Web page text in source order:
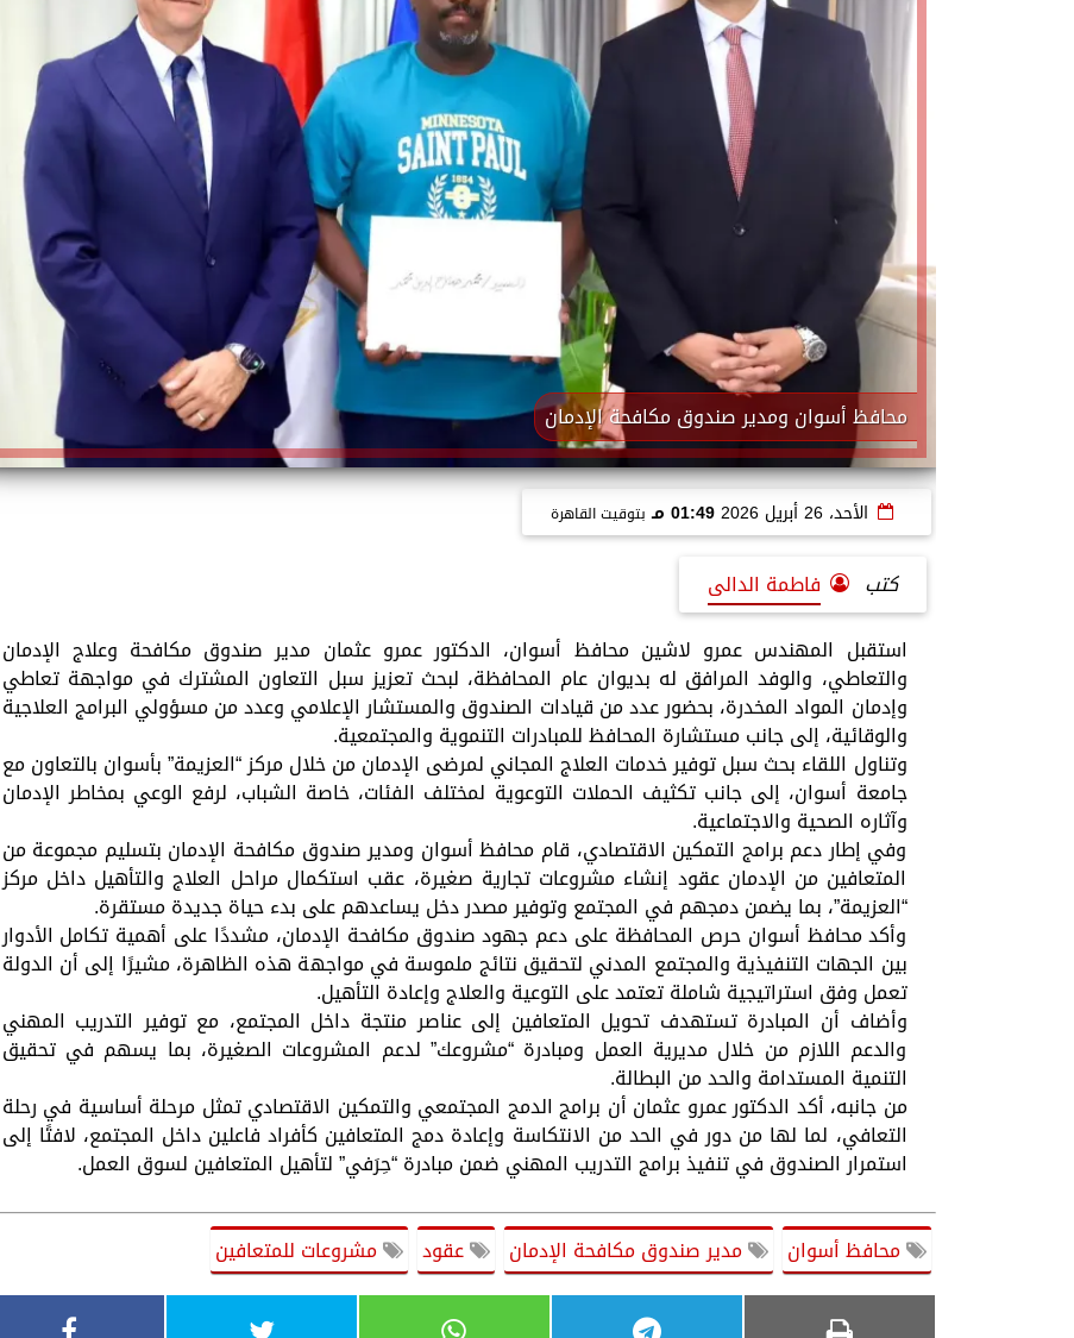
محافظ أسوان ومدير صندوق مكافحة الإدمان
الأحد، 26 أبريل 2026 01:49 مـ بتوقيت القاهرة
كتب
فاطمة الدالى
استقبل المهندس عمرو لاشين محافظ أسوان، الدكتور عمرو عثمان مدير صندوق مكافحة وعلاج الإدمان
والتعاطي، والوفد المرافق له بديوان عام المحافظة، لبحث تعزيز سبل التعاون المشترك في مواجهة تعاطي
وإدمان المواد المخدرة، بحضور عدد من قيادات الصندوق والمستشار الإعلامي وعدد من مسؤولي البرامج العلاجية
والوقائية، إلى جانب مستشارة المحافظ للمبادرات التنموية والمجتمعية.
وتناول اللقاء بحث سبل توفير خدمات العلاج المجاني لمرضى الإدمان من خلال مركز “العزيمة” بأسوان بالتعاون مع
جامعة أسوان، إلى جانب تكثيف الحملات التوعوية لمختلف الفئات، خاصة الشباب، لرفع الوعي بمخاطر الإدمان
وآثاره الصحية والاجتماعية.
وفي إطار دعم برامج التمكين الاقتصادي، قام محافظ أسوان ومدير صندوق مكافحة الإدمان بتسليم مجموعة من
المتعافين من الإدمان عقود إنشاء مشروعات تجارية صغيرة، عقب استكمال مراحل العلاج والتأهيل داخل مركز
“العزيمة”، بما يضمن دمجهم في المجتمع وتوفير مصدر دخل يساعدهم على بدء حياة جديدة مستقرة.
وأكد محافظ أسوان حرص المحافظة على دعم جهود صندوق مكافحة الإدمان، مشددًا على أهمية تكامل الأدوار
بين الجهات التنفيذية والمجتمع المدني لتحقيق نتائج ملموسة في مواجهة هذه الظاهرة، مشيرًا إلى أن الدولة
تعمل وفق استراتيجية شاملة تعتمد على التوعية والعلاج وإعادة التأهيل.
وأضاف أن المبادرة تستهدف تحويل المتعافين إلى عناصر منتجة داخل المجتمع، مع توفير التدريب المهني
والدعم اللازم من خلال مديرية العمل ومبادرة “مشروعك” لدعم المشروعات الصغيرة، بما يسهم في تحقيق
التنمية المستدامة والحد من البطالة.
من جانبه، أكد الدكتور عمرو عثمان أن برامج الدمج المجتمعي والتمكين الاقتصادي تمثل مرحلة أساسية في رحلة
التعافي، لما لها من دور في الحد من الانتكاسة وإعادة دمج المتعافين كأفراد فاعلين داخل المجتمع، لافتًا إلى
استمرار الصندوق في تنفيذ برامج التدريب المهني ضمن مبادرة “حِرَفي” لتأهيل المتعافين لسوق العمل.
محافظ أسوان مدير صندوق مكافحة الإدمان عقود مشروعات للمتعافين